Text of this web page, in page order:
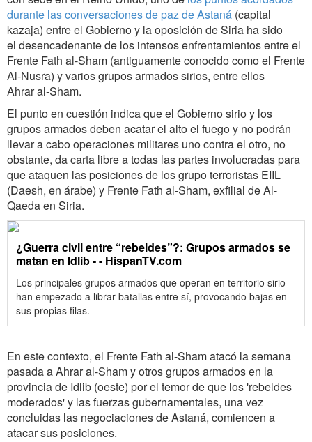
durante las conversaciones de paz de Astaná (capital
kazaja) entre el Gobierno y la oposición de Siria ha sido
el desencadenante de los intensos enfrentamientos entre el
Frente Fath al-Sham (antiguamente conocido como el Frente
Al-Nusra) y varios grupos armados sirios, entre ellos
Ahrar al-Sham.
El punto en cuestión indica que el Gobierno sirio y los
grupos armados deben acatar el alto el fuego y no podrán
llevar a cabo operaciones militares uno contra el otro, no
obstante, da carta libre a todas las partes involucradas para
que ataquen las posiciones de los grupo terroristas EIIL
(Daesh, en árabe) y Frente Fath al-Sham, exfilial de Al-
Qaeda en Siria.
¿Guerra civil entre “rebeldes”?: Grupos armados se
matan en Idlib - - HispanTV.com
Los principales grupos armados que operan en territorio sirio
han empezado a librar ‎batallas entre sí, provocando bajas en
sus propias filas.‎
En este contexto, el Frente Fath al-Sham atacó la semana
pasada a Ahrar al-Sham y otros grupos armados en la
provincia de Idlib (oeste) por el temor de que los 'rebeldes
moderados' y las fuerzas gubernamentales, una vez
concluidas las negociaciones de Astaná, comiencen a
atacar sus posiciones.